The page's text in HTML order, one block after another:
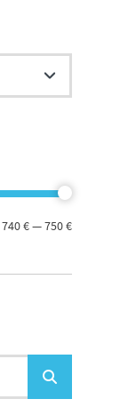
Min.
Max.
740 €—750 €